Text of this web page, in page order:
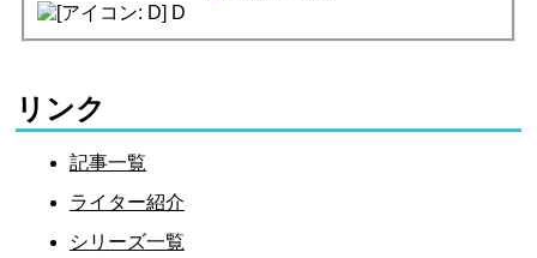
D
リンク
記事一覧
ライター紹介
シリーズ一覧